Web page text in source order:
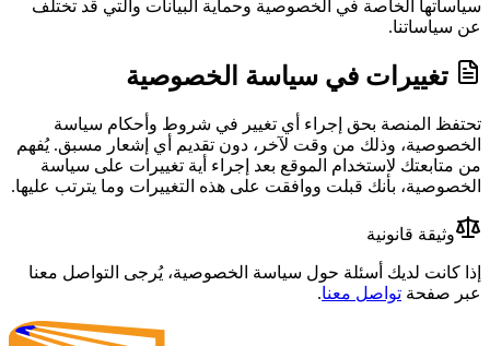
سياساتها الخاصة في الخصوصية وحماية البيانات والتي قد تختلف
عن سياساتنا.
تغييرات في سياسة الخصوصية
تحتفظ المنصة بحق إجراء أي تغيير في شروط وأحكام سياسة
الخصوصية، وذلك من وقت لآخر، دون تقديم أي إشعار مسبق. يُفهم
من متابعتك لاستخدام الموقع بعد إجراء أية تغييرات على سياسة
الخصوصية، بأنك قبلت ووافقت على هذه التغييرات وما يترتب عليها.
وثيقة قانونية
إذا كانت لديك أسئلة حول سياسة الخصوصية، يُرجى التواصل معنا
عبر صفحة تواصل معنا.